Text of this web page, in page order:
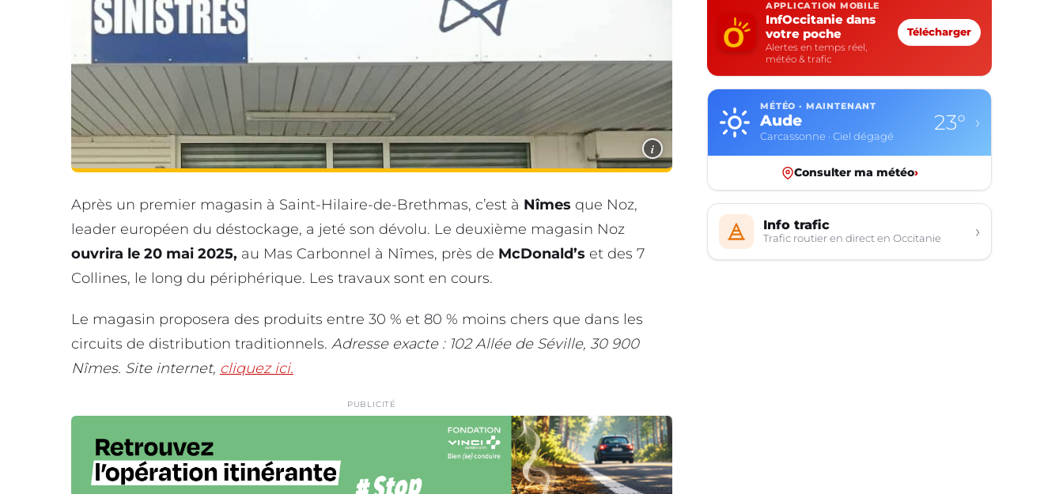
i
Après un premier magasin à Saint-Hilaire-de-Brethmas, c’est à Nîmes que Noz,
leader européen du déstockage, a jeté son dévolu. Le deuxième magasin Noz
ouvrira le 20 mai 2025, au Mas Carbonnel à Nîmes, près de McDonald’s et des 7
Collines, le long du périphérique. Les travaux sont en cours.
Le magasin proposera des produits entre 30 % et 80 % moins chers que dans les
circuits de distribution traditionnels. Adresse exacte : 102 Allée de Séville, 30 900
Nîmes. Site internet, cliquez ici.
PUBLICITÉ
APPLICATION MOBILE
InfOccitanie dans
votre poche
Alertes en temps réel,
météo & trafic
Télécharger
MÉTÉO · MAINTENANT
Aude
Carcassonne · Ciel dégagé
23° ›
Consulter ma météo›
Info trafic
Trafic routier en direct en Occitanie ›